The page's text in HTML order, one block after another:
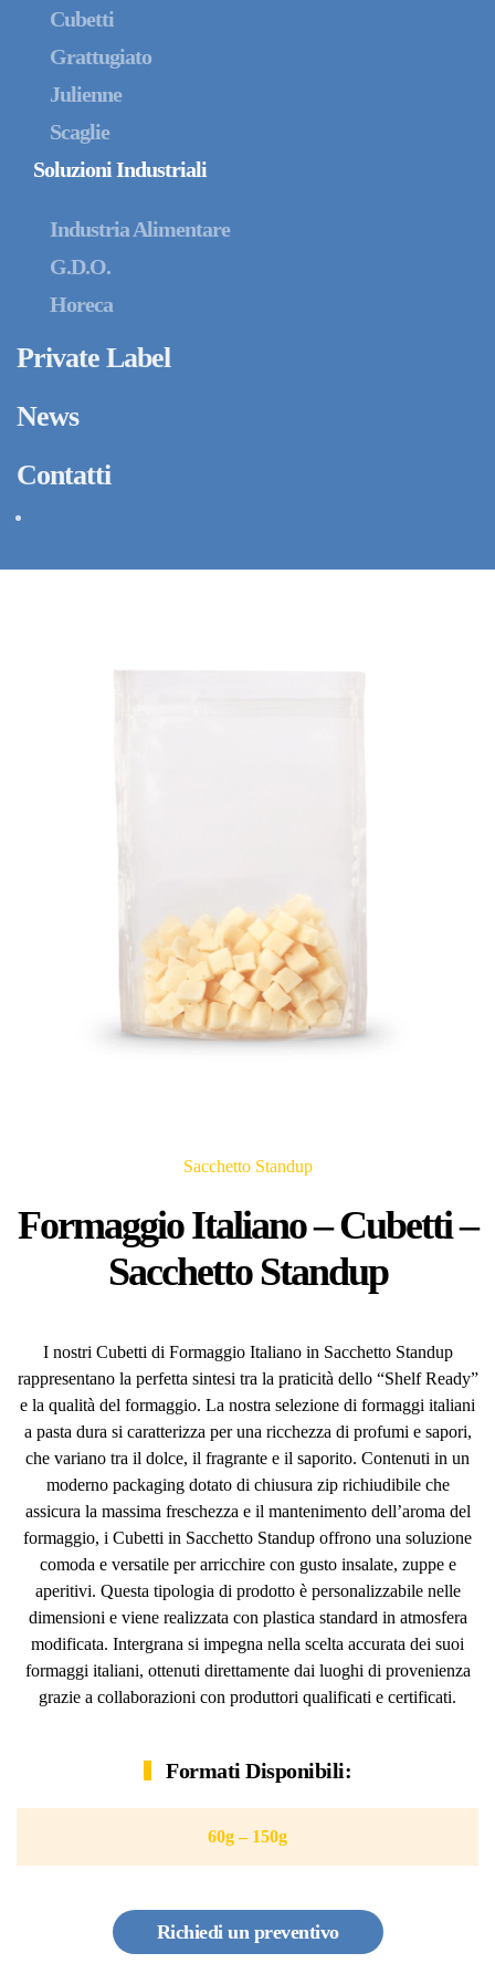
Cubetti
Grattugiato
Julienne
Scaglie
Soluzioni Industriali
Industria Alimentare
G.D.O.
Horeca
Private Label
News
Contatti
Sacchetto Standup
Formaggio Italiano – Cubetti –
Sacchetto Standup
I nostri Cubetti di Formaggio Italiano in Sacchetto Standup
rappresentano la perfetta sintesi tra la praticità dello “Shelf Ready”
e la qualità del formaggio. La nostra selezione di formaggi italiani
a pasta dura si caratterizza per una ricchezza di profumi e sapori,
che variano tra il dolce, il fragrante e il saporito. Contenuti in un
moderno packaging dotato di chiusura zip richiudibile che
assicura la massima freschezza e il mantenimento dell’aroma del
formaggio, i Cubetti in Sacchetto Standup offrono una soluzione
comoda e versatile per arricchire con gusto insalate, zuppe e
aperitivi. Questa tipologia di prodotto è personalizzabile nelle
dimensioni e viene realizzata con plastica standard in atmosfera
modificata. Intergrana si impegna nella scelta accurata dei suoi
formaggi italiani, ottenuti direttamente dai luoghi di provenienza
grazie a collaborazioni con produttori qualificati e certificati.
Formati Disponibili:
60g – 150g
Richiedi un preventivo